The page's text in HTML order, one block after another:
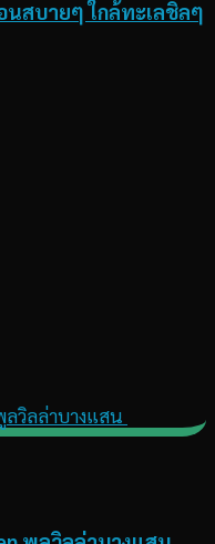
สบายๆ ใกล้ทะเลชิลๆ